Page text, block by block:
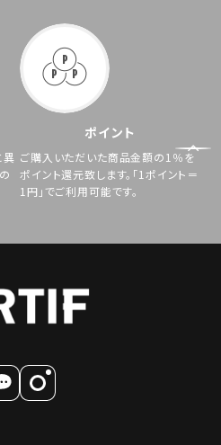
異
ポイント
ご購入いただいた商品金額の1％を
ポイント還元致します。「1ポイント＝
1円」でご利用可能です。